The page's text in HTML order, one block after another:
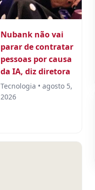
Nubank não vai
parar de contratar
pessoas por causa
da IA, diz diretora
Tecnologia • agosto 5,
2026